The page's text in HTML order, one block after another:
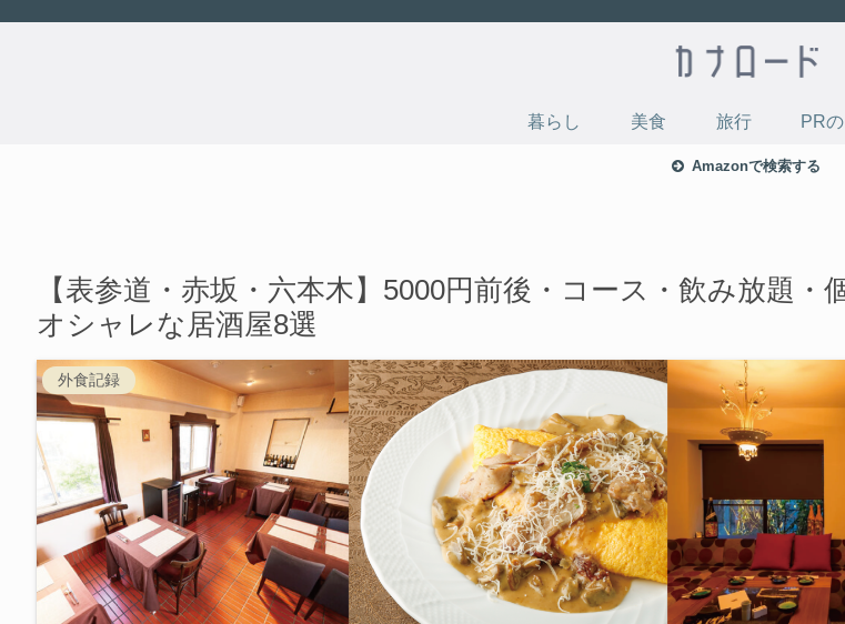
暮らし 美食 旅行 PR
Amazonで検索する
【表参道・赤坂・六本木】5000円前後・コース・飲み放題・
オシャレな居酒屋8選
外食記録